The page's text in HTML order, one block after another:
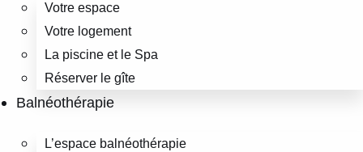
Votre espace
Votre logement
La piscine et le Spa
Réserver le gîte
Balnéothérapie
L’espace balnéothérapie